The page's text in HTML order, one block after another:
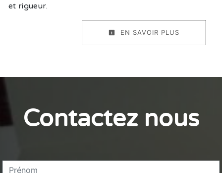
et rigueur.
EN SAVOIR PLUS
Contactez nous